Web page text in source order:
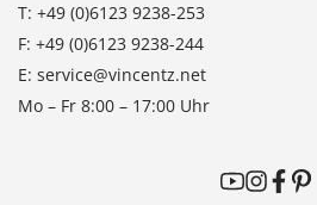
T: +49 (0)6123 9238-253
F: +49 (0)6123 9238-244
E: service@vincentz.net
Mo – Fr 8:00 – 17:00 Uhr